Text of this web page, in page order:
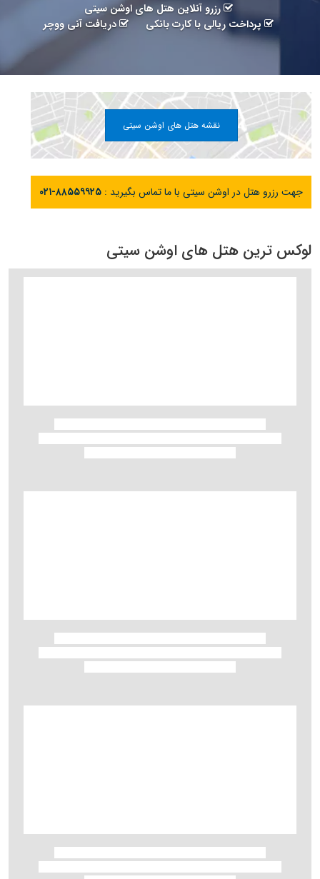
رزرو آنلاین هتل های اوشن سیتی
پرداخت ریالی با کارت بانکی
دریافت آنی ووچر
نقشه هتل های اوشن سیتی
جهت رزرو هتل در اوشن سیتی با ما تماس بگیرید : ۰۲۱-۸۸۵۵۹۹۲۵
لوکس ترین هتل های اوشن سیتی